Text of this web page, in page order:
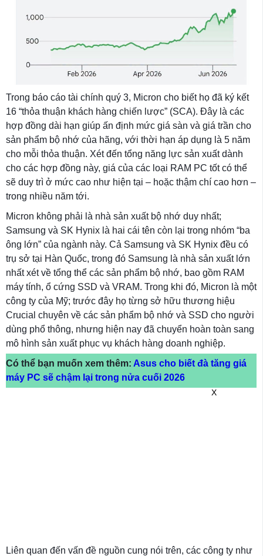
Trong báo cáo tài chính quý 3, Micron cho biết họ đã ký kết
16 “thỏa thuận khách hàng chiến lược” (SCA). Đây là các
hợp đồng dài hạn giúp ấn định mức giá sàn và giá trần cho
sản phẩm bộ nhớ của hãng, với thời hạn áp dụng là 5 năm
cho mỗi thỏa thuận. Xét đến tổng năng lực sản xuất dành
cho các hợp đồng này, giá của các loại RAM PC tốt có thể
sẽ duy trì ở mức cao như hiện tại – hoặc thậm chí cao hơn –
trong nhiều năm tới.
Micron không phải là nhà sản xuất bộ nhớ duy nhất;
Samsung và SK Hynix là hai cái tên còn lại trong nhóm “ba
ông lớn” của ngành này. Cả Samsung và SK Hynix đều có
trụ sở tại Hàn Quốc, trong đó Samsung là nhà sản xuất lớn
nhất xét về tổng thể các sản phẩm bộ nhớ, bao gồm RAM
máy tính, ổ cứng SSD và VRAM. Trong khi đó, Micron là một
công ty của Mỹ; trước đây họ từng sở hữu thương hiệu
Crucial chuyên về các sản phẩm bộ nhớ và SSD cho người
dùng phổ thông, nhưng hiện nay đã chuyển hoàn toàn sang
mô hình sản xuất phục vụ khách hàng doanh nghiệp.
Có thể bạn muốn xem thêm: Asus cho biết đà tăng giá
máy PC sẽ chậm lại trong nửa cuối 2026
X
Liên quan đến vấn đề nguồn cung nói trên, các công ty như